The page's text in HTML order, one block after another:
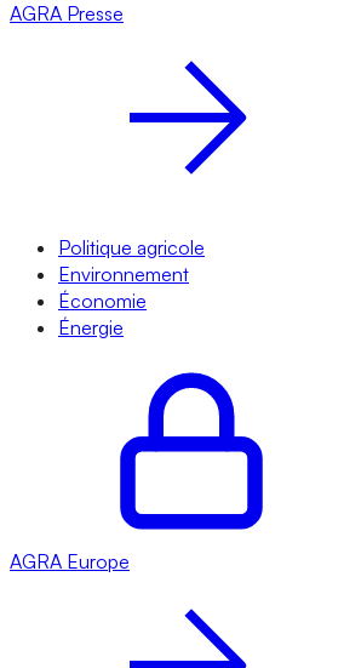
AGRA Presse
Politique agricole
Environnement
Économie
Énergie
AGRA Europe